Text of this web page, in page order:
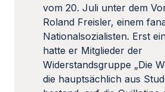
vom 20. Juli unter dem
Roland Freisler, einem
Nationalsozialisten. Erst
hatte er Mitglieder der
Widerstandsgruppe „Die
die hauptsächlich aus